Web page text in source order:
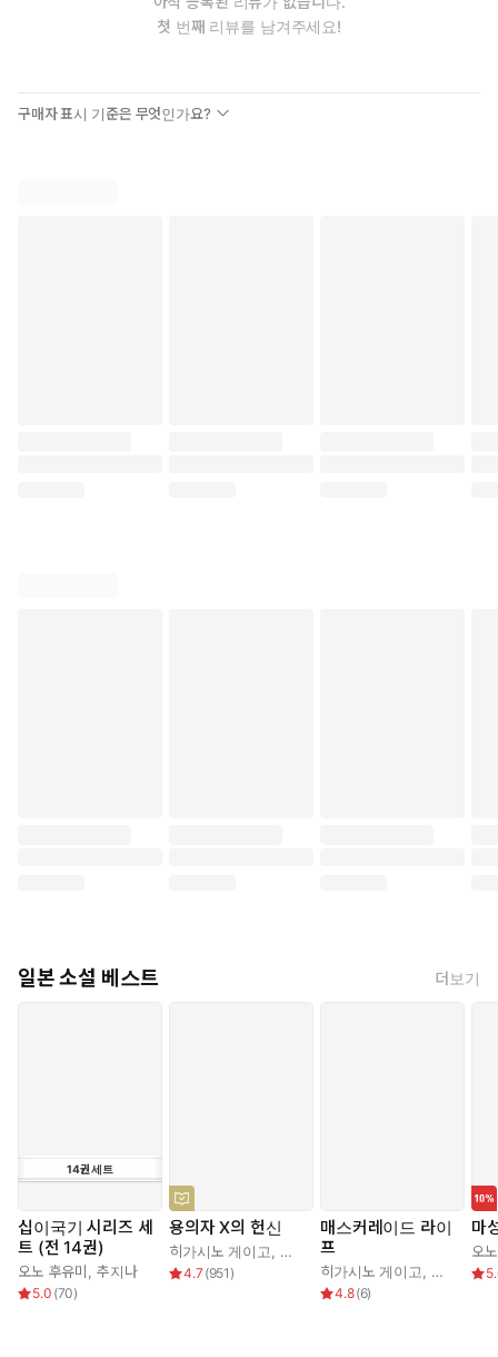
첫 번째 리뷰를 남겨주세요!
구매자 표시 기준은 무엇인가요?
일본 소설 베스트 더보기
14권세트
십이국기 시리즈 세
트 (전 14권)
오노 후유미 추지나
5.0 (70)
용의자 X의 헌신
히가시노 게이고 양억관
4.7 (951 )
매스커레이드 라이
프
히가시노 게이고 김은모
4.8(6)
마
오